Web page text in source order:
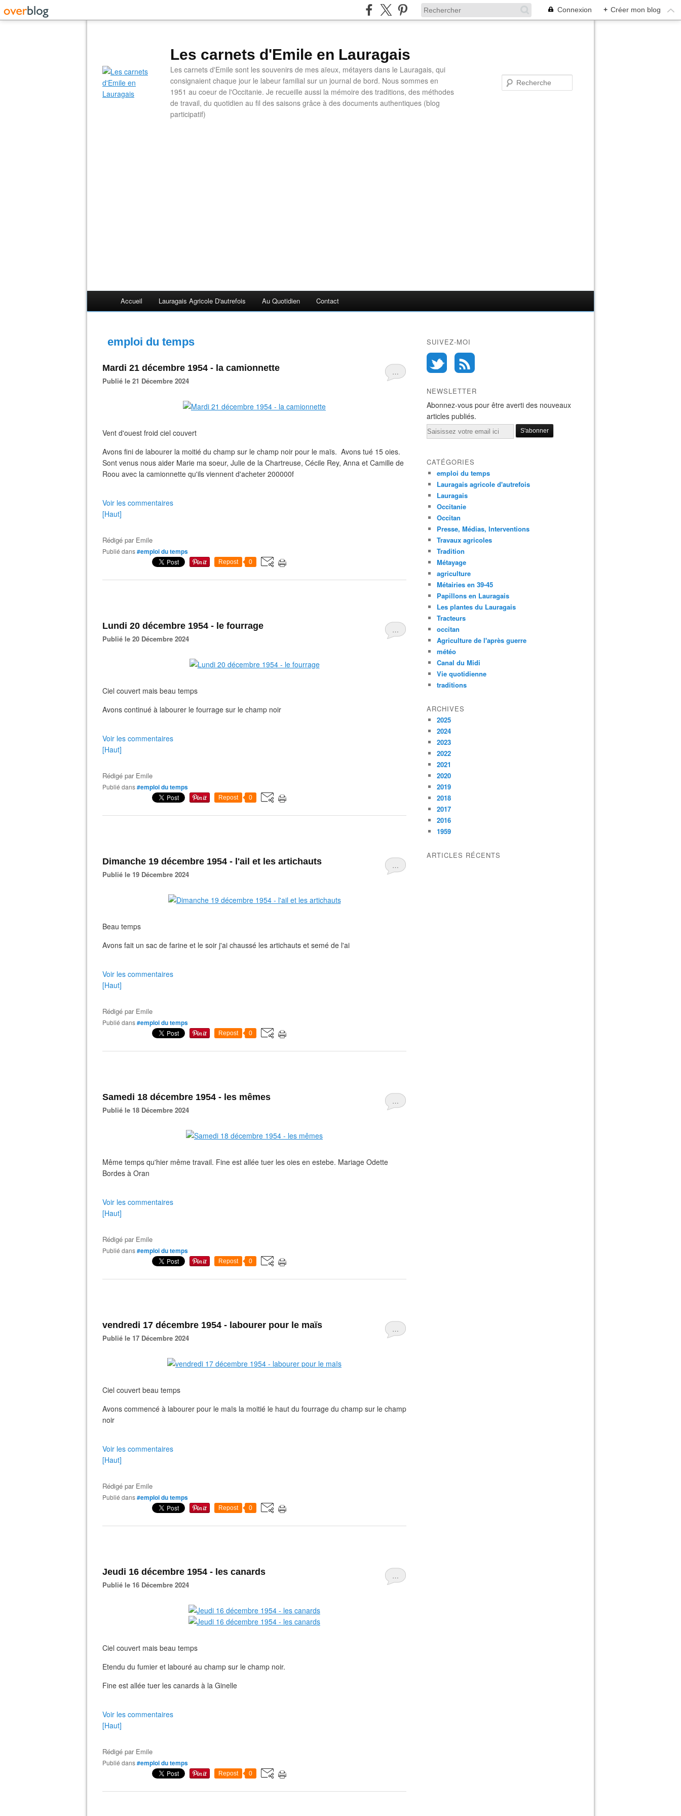
Connexion + Créer mon blog
Les carnets d'Emile en Lauragais
Les carnets d'Emile sont les souvenirs de mes aïeux, métayers dans le Lauragais, qui
consignaient chaque jour le labeur familial sur un journal de bord. Nous sommes en
1951 au coeur de l'Occitanie. Je recueille aussi la mémoire des traditions, des méthodes
de travail, du quotidien au fil des saisons grâce à des documents authentiques (blog
participatif)
Accueil Lauragais Agricole D'autrefois Au Quotidien Contact
emploi du temps
…
Mardi 21 décembre 1954 - la camionnette
Publié le 21 Décembre 2024
Vent d'ouest froid ciel couvert
Avons fini de labourer la moitié du champ sur le champ noir pour le maïs. Avons tué 15 oies.
Sont venus nous aider Marie ma soeur, Julie de la Chartreuse, Cécile Rey, Anna et Camille de
Roou avec la camionnette qu'ils viennent d'acheter 200000f
Voir les commentaires
[Haut]
Rédigé par Emile
Publié dans#emploi du temps
Repost 0
…
Lundi 20 décembre 1954 - le fourrage
Publié le 20 Décembre 2024
Ciel couvert mais beau temps
Avons continué à labourer le fourrage sur le champ noir
Voir les commentaires
[Haut]
Rédigé par Emile
Publié dans#emploi du temps
Repost 0
…
Dimanche 19 décembre 1954 - l'ail et les artichauts
Publié le 19 Décembre 2024
Beau temps
Avons fait un sac de farine et le soir j'ai chaussé les artichauts et semé de l'ai
Voir les commentaires
[Haut]
Rédigé par Emile
Publié dans#emploi du temps
Repost 0
…
Samedi 18 décembre 1954 - les mêmes
Publié le 18 Décembre 2024
Même temps qu'hier même travail. Fine est allée tuer les oies en estebe. Mariage Odette
Bordes à Oran
Voir les commentaires
[Haut]
Rédigé par Emile
Publié dans#emploi du temps
Repost 0
…
vendredi 17 décembre 1954 - labourer pour le maïs
Publié le 17 Décembre 2024
Ciel couvert beau temps
Avons commencé à labourer pour le maïs la moitié le haut du fourrage du champ sur le champ
noir
Voir les commentaires
[Haut]
Rédigé par Emile
Publié dans#emploi du temps
Repost 0
…
Jeudi 16 décembre 1954 - les canards
Publié le 16 Décembre 2024
Ciel couvert mais beau temps
Etendu du fumier et labouré au champ sur le champ noir.
Fine est allée tuer les canards à la Ginelle
Voir les commentaires
[Haut]
Rédigé par Emile
Publié dans#emploi du temps
Repost 0
SUIVEZ-MOI
NEWSLETTER
Abonnez-vous pour être averti des nouveaux
articles publiés.
Email
CATÉGORIES
emploi du temps
Lauragais agricole d'autrefois
Lauragais
Occitanie
Occitan
Presse, Médias, Interventions
Travaux agricoles
Tradition
Métayage
agriculture
Métairies en 39-45
Papillons en Lauragais
Les plantes du Lauragais
Tracteurs
occitan
Agriculture de l'après guerre
météo
Canal du Midi
Vie quotidienne
traditions
ARCHIVES
2025
2024
2023
2022
2021
2020
2019
2018
2017
2016
1959
ARTICLES RÉCENTS